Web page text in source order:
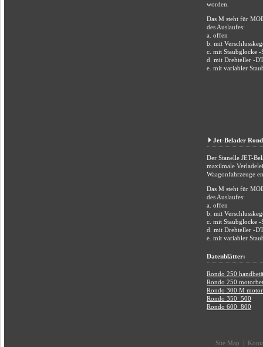
worden.
Das M steht für
des Auslaufes:
a. offen
b. mit
c. mit Staubglocke -
d. mit Drehteller -
e. mit variabler
Jet-Belader
Der Stanelle JET-
maxilmale
Waagonfahrzeuge
Das M steht für
des Auslaufes:
a. offen
b. mit
c. mit Staubglocke -
d. mit Drehteller -
e. mit variabler
Datenblätter:
Rondo 250
Rondo 250
Rondo 300 M
Rondo 350_500
Rondo 600_800
Site Map |